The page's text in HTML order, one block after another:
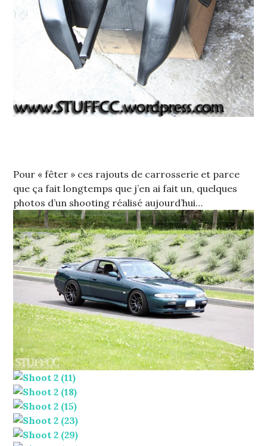
Pour « fêter » ces rajouts de carrosserie et parce
que ça fait longtemps que j’en ai fait un, quelques
photos d’un shooting réalisé aujourd’hui…